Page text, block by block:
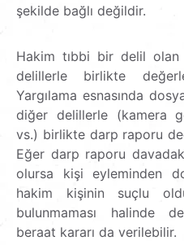
şekilde bağlı değildir.
Hakim tıbbi bir delil
delillerle birlikte
Yargılama esnasında
diğer delillerle (kamera
vs.) birlikte darp raporu
Eğer darp raporu
olursa kişi eyleminden
hakim kişinin suçlu
bulunmaması halinde
beraat kararı da verilebilir.